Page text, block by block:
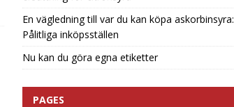
En vägledning till var du kan köpa askorbinsyra:
Pålitliga inköpsställen
Nu kan du göra egna etiketter
PAGES